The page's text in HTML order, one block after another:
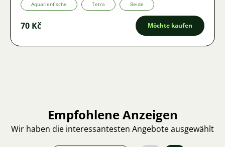
Aquarienfische Tetra Beide
70 Kč Möchte kaufen
Empfohlene Anzeigen
Wir haben die interessantesten Angebote ausgewählt